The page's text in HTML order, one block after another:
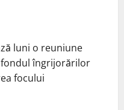
luni o reuniune
fondul îngrijorărilor
focului